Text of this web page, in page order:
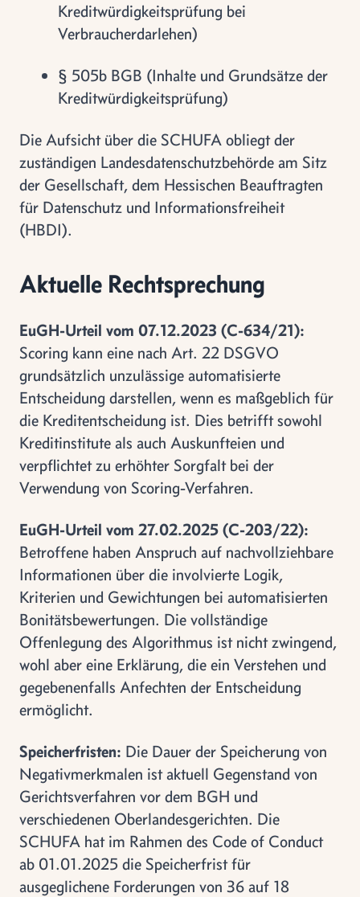
Kreditwürdigkeitsprüfung bei
Verbraucherdarlehen)
§ 505b BGB (Inhalte und Grundsätze der
Kreditwürdigkeitsprüfung)
Die Aufsicht über die SCHUFA obliegt der
zuständigen Landesdatenschutzbehörde am Sitz
der Gesellschaft, dem Hessischen Beauftragten
für Datenschutz und Informationsfreiheit
(HBDI).
Aktuelle Rechtsprechung
EuGH-Urteil vom 07.12.2023 (C-634/21):
Scoring kann eine nach Art. 22 DSGVO
grundsätzlich unzulässige automatisierte
Entscheidung darstellen, wenn es maßgeblich für
die Kreditentscheidung ist. Dies betrifft sowohl
Kreditinstitute als auch Auskunfteien und
verpflichtet zu erhöhter Sorgfalt bei der
Verwendung von Scoring-Verfahren.
EuGH-Urteil vom 27.02.2025 (C-203/22):
Betroffene haben Anspruch auf nachvollziehbare
Informationen über die involvierte Logik,
Kriterien und Gewichtungen bei automatisierten
Bonitätsbewertungen. Die vollständige
Offenlegung des Algorithmus ist nicht zwingend,
wohl aber eine Erklärung, die ein Verstehen und
gegebenenfalls Anfechten der Entscheidung
ermöglicht.
Speicherfristen: Die Dauer der Speicherung von
Negativmerkmalen ist aktuell Gegenstand von
Gerichtsverfahren vor dem BGH und
verschiedenen Oberlandesgerichten. Die
SCHUFA hat im Rahmen des Code of Conduct
ab 01.01.2025 die Speicherfrist für
ausgeglichene Forderungen von 36 auf 18